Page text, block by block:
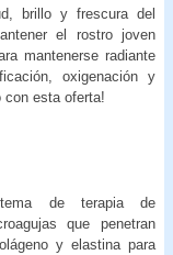
brillo y frescura del
el rostro joven
mantenerse radiante
oxigenación y
con esta oferta!
de terapia de
que penetran
y elastina para